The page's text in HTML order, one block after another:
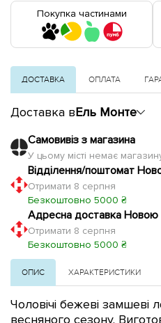
Покупка частинами
ДОСТАВКА ОПЛАТА
Доставка вЕль Монте
Самовивіз з магазина
У цьому місті немає
Відділення/поштомат
Отримати 8 серпня
Безкоштовно 5000 ₴
Адресна доставка
Отримати 8 серпня
Безкоштовно 5000 ₴
ОПИС ХАРАКТЕРИСТИКИ
Чоловічі бежеві замшеві
весняного сезону.